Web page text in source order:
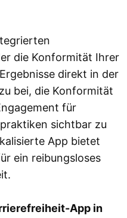
die Konformität Ihrer
direkt in der
bei, die Konformität
für
sichtbar zu
App bietet
ein reibungsloses
App in